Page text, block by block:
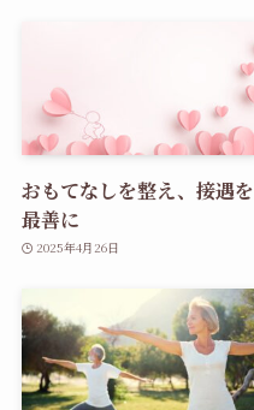
おもてなしを整え、接遇を
最善に
2025年4月26日